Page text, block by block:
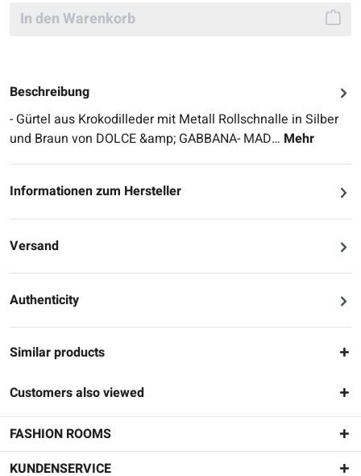
In den Warenkorb
Beschreibung
- Gürtel aus Krokodilleder mit Metall Rollschnalle in Silber
und Braun von DOLCE &amp; GABBANA- MAD… Mehr
Informationen zum Hersteller
Versand
Authenticity
Similar products
Customers also viewed
FASHION ROOMS
KUNDENSERVICE